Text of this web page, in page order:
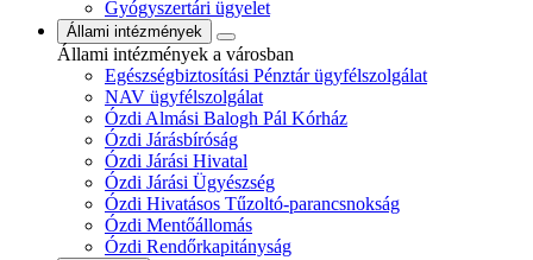
Gyógyszertári ügyelet
Állami intézmények
Állami intézmények a városban
Egészségbiztosítási Pénztár ügyfélszolgálat
NAV ügyfélszolgálat
Ózdi Almási Balogh Pál Kórház
Ózdi Járásbíróság
Ózdi Járási Hivatal
Ózdi Járási Ügyészség
Ózdi Hivatásos Tűzoltó-parancsnokság
Ózdi Mentőállomás
Ózdi Rendőrkapitányság